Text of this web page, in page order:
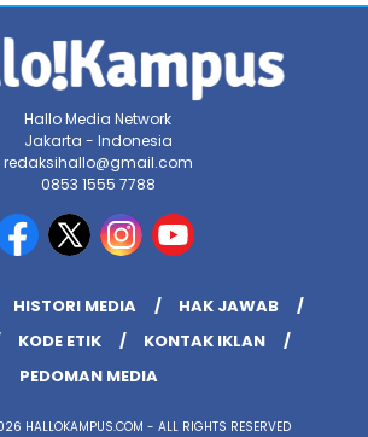
Hallo Media Network
Jakarta - Indonesia
redaksihallo@gmail.com
0853 1555 7788
HISTORI MEDIA
HAK JAWAB
KODE ETIK
KONTAK IKLAN
PEDOMAN MEDIA
HALLOKAMPUS.COM - ALL RIGHTS RESERVED